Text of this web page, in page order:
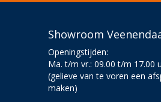
Showroom
Openingstijden:
Ma. t/m vr.: 09.00 t/m 17.00
(gelieve van te voren een
maken)